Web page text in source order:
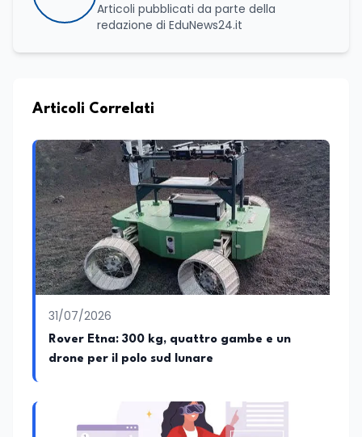
Articoli pubblicati da parte della
redazione di EduNews24.it
Articoli Correlati
31/07/2026
Rover Etna: 300 kg, quattro gambe e un
drone per il polo sud lunare